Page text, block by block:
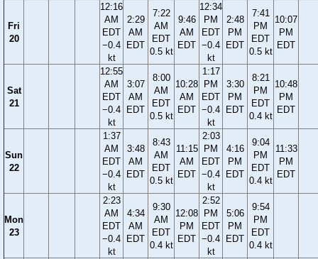
Fri
20
12:16
AM
EDT
−0.4
kt
2:29
AM
EDT
7:22
AM
EDT
0.5 kt
9:46
AM
EDT
12:34
PM
EDT
−0.4
kt
2:48
PM
EDT
7:41
PM
EDT
0.5 kt
10:07
PM
EDT
Sat
21
12:55
AM
EDT
−0.4
kt
3:07
AM
EDT
8:00
AM
EDT
0.5 kt
10:28
AM
EDT
1:17
PM
EDT
−0.4
kt
3:30
PM
EDT
8:21
PM
EDT
0.4 kt
10:48
PM
EDT
Sun
22
1:37
AM
EDT
−0.4
kt
3:48
AM
EDT
8:43
AM
EDT
0.5 kt
11:15
AM
EDT
2:03
PM
EDT
−0.4
kt
4:16
PM
EDT
9:04
PM
EDT
0.4 kt
11:33
PM
EDT
Mon
23
2:23
AM
EDT
−0.4
kt
4:34
AM
EDT
9:30
AM
EDT
0.4 kt
12:08
PM
EDT
2:52
PM
EDT
−0.4
kt
5:06
PM
EDT
9:54
PM
EDT
0.4 kt